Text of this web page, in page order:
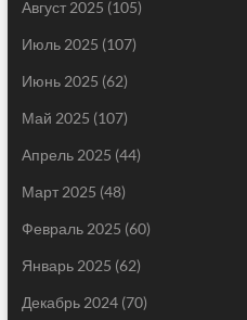
Август 2025 (105)
Июль 2025 (107)
Июнь 2025 (62)
Май 2025 (107)
Апрель 2025 (44)
Март 2025 (48)
Февраль 2025 (60)
Январь 2025 (62)
Декабрь 2024(70)